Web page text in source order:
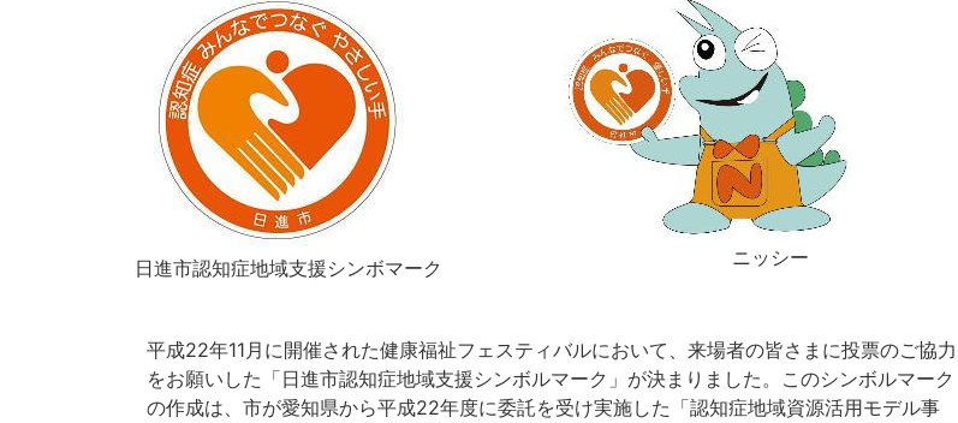
日進市認知症地域支援シンボマーク ニッシー
平成22年11月に開催された健康福祉フェスティバルにおいて、来場者の皆さまに投票のご協力
をお願いした「日進市認知症地域支援シンボルマーク」が決まりました。このシンボルマーク
の作成は、市が愛知県から平成22年度に委託を受け実施した「認知症地域資源活用モデル事